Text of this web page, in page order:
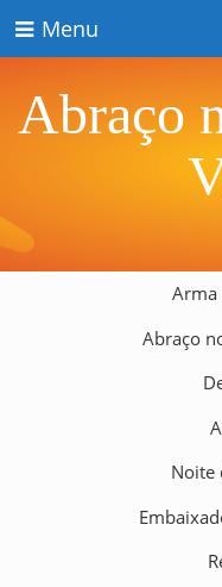
Menu
Abraço
Arma
Abraço
Noite